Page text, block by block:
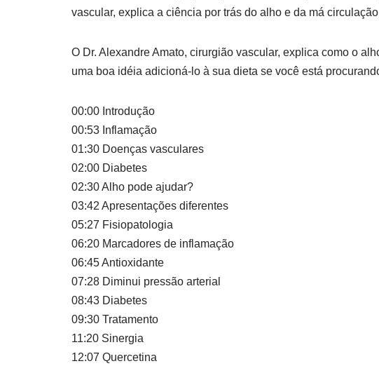
vascular, explica a ciência por trás do alho e da má
O Dr. Alexandre Amato, cirurgião vascular, explica como o
uma boa idéia adicioná-lo à sua dieta se você está
00:00 Introdução
00:53 Inflamação
01:30 Doenças vasculares
02:00 Diabetes
02:30 Alho pode ajudar?
03:42 Apresentações diferentes
05:27 Fisiopatologia
06:20 Marcadores de inflamação
06:45 Antioxidante
07:28 Diminui pressão arterial
08:43 Diabetes
09:30 Tratamento
11:20 Sinergia
12:07 Quercetina